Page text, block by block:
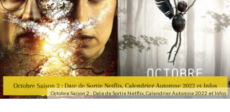
Octobre Saison 2 : Date de Sortie Netflix, Calendrier Automne 2022 et Infos